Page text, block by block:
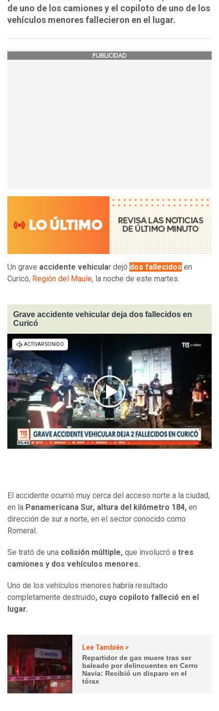
de uno de los camiones y el copiloto de uno de los
vehículos menores fallecieron en el lugar.
PUBLICIDAD
Un grave accidente vehicular dejó dos fallecidos en
Curicó, Región del Maule, la noche de este martes.
Grave accidente vehicular deja dos fallecidos en
Curicó
El accidente ocurrió muy cerca del acceso norte a la ciudad,
en la Panamericana Sur, altura del kilómetro 184, en
dirección de sur a norte, en el sector conocido como
Romeral.
Se trató de una colisión múltiple, que involucró a tres
camiones y dos vehículos menores.
Uno de los vehículos menores habría resultado
completamente destruido, cuyo copiloto falleció en el
lugar.
Lee También >
Repartidor de gas muere tras ser
baleado por delincuentes en Cerro
Navia: Recibió un disparo en el
tórax